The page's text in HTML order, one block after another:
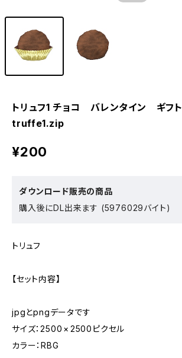
トリュフ1 チョコ バレンタイン ギフト
truffe1.zip
¥200
ダウンロード販売の商品
購入後にDL出来ます (5976029バイト)
トリュフ
【セット内容】
jpgとpngデータです
サイズ：2500 × 2500ピクセル
カラー：RBG